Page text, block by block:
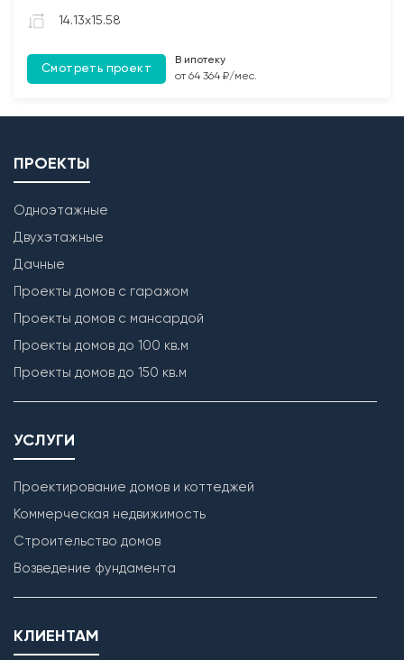
Возведение внутренних перегородок
14.13x15.58
Смотреть проект
В ипотеку
от 64 364 ₽/мес.
ПРОЕКТЫ
Одноэтажные
Двухэтажные
Дачные
Проекты домов с гаражом
Проекты домов с мансардой
Проекты домов до 100 кв.м
Проекты домов до 150 кв.м
УСЛУГИ
Проектирование домов и коттеджей
Коммерческая недвижимость
Строительство домов
Возведение фундамента
КЛИЕНТАМ